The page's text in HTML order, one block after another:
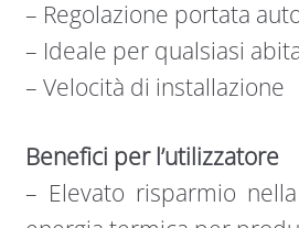
– Regolazione portata
– Ideale per qualsiasi
– Velocità di installazione
Benefici per l’utilizzatore
– Elevato risparmio